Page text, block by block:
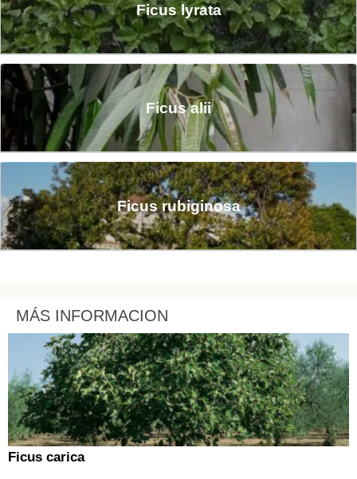
Ficus lyrata
Ficus alii
Ficus rubiginosa
MÁS INFORMACION
Ficus carica